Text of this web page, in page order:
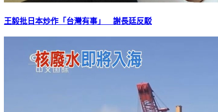
王毅批日本炒作「台灣有事」 謝長廷反駁